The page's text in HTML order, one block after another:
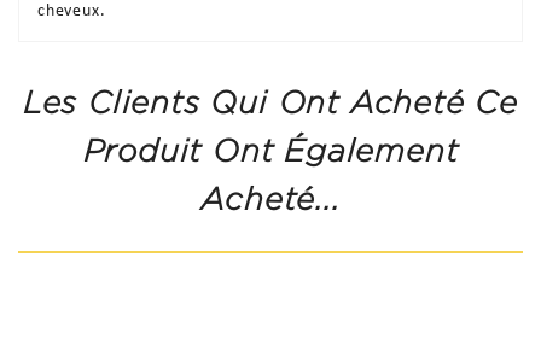
cheveux.
Les Clients Qui Ont Acheté Ce
Produit Ont Également
Acheté...